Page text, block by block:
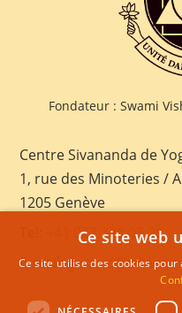
Fondateur : Swami
Centre Sivananda de
1, rue des Minoteries /
1205 Genève
+41 022 328 03 28
E-mail:
Ce site web
Ce site utilise des cookies